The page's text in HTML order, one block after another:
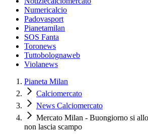
Numericalcio
Padovasport
Pianetamilan
SOS Fanta
Toronews
Tuttobolognaweb
Violanews
Pianeta Milan
Calciomercato
News Calciomercato
Mercato Milan - Buongiorno si
non lascia scampo